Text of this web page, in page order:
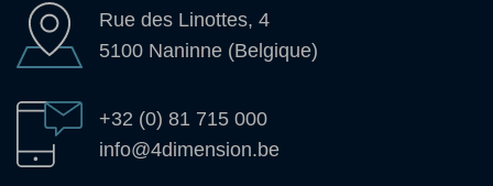
Rue des Linottes, 4
5100 Naninne (Belgique)
+32 (0) 81 715 000
info@4dimension.be